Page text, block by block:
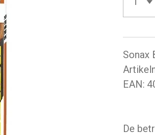
Sonax
EAN:
De